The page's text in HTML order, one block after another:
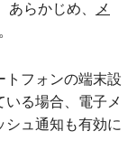
らかじめ、
メ
トフォンの端末設
る場合、電子メ
シュ通知も有効に